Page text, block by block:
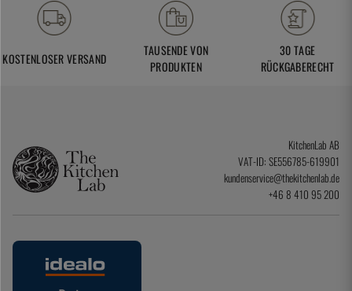
KOSTENLOSER VERSAND
TAUSENDE VON
PRODUKTEN
30 TAGE
RÜCKGABERECHT
KitchenLab AB
VAT-ID: SE556785-619901
kundenservice@thekitchenlab.de
+46 8 410 95 200